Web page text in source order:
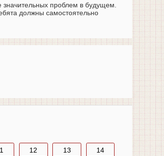
значительных проблем в будущем.
должны самостоятельно
12 13 14